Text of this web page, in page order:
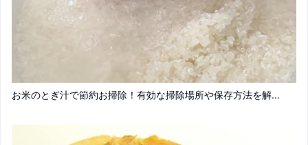
お米のとぎ汁で節約お掃除！有効な掃除場所や保存方法を解...